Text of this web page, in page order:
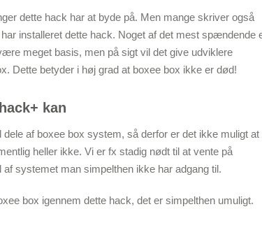
dette hack har at byde på. Men mange skriver også
installeret dette hack. Noget af det mest spændende
meget basis, men på sigt vil det give udviklere
Dette betyder i høj grad at boxee box ikke er død!
kan
af boxee box system, så derfor er det ikke muligt at
heller ikke. Vi er fx stadig nødt til at vente på
systemet man simpelthen ikke har adgang til.
box igennem dette hack, det er simpelthen umuligt.